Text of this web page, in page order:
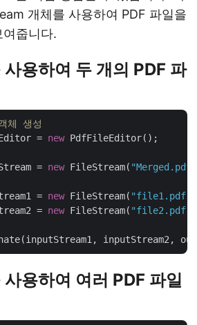
개체를 사용하여 PDF 파일을
줍니다.
용하여 두 개의 PDF 파
생성
= new
= new FileStream( "Merged.pdf"
= new FileStream( "file1.pdf"
= new FileStream( "file2.pdf"
용하여 여러 PDF 파일